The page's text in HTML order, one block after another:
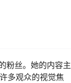
粉丝。她的内容主
多观众的视觉焦